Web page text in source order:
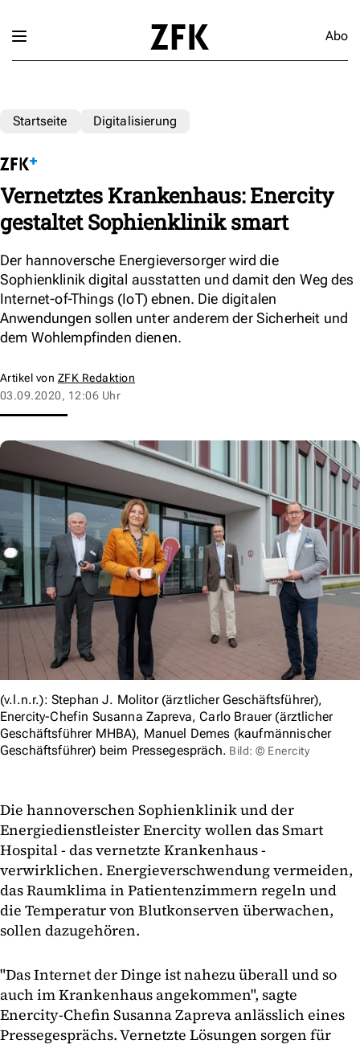
Abo
Startseite Digitalisierung
Vernetztes Krankenhaus: Enercity
gestaltet Sophienklinik smart
Der hannoversche Energieversorger wird die
Sophienklinik digital ausstatten und damit den Weg des
Internet-of-Things (IoT) ebnen. Die digitalen
Anwendungen sollen unter anderem der Sicherheit und
dem Wohlempfinden dienen.
Artikel von ZFK Redaktion
03.09.2020, 12:06 Uhr
(v.l.n.r.): Stephan J. Molitor (ärztlicher Geschäftsführer),
Enercity-Chefin Susanna Zapreva, Carlo Brauer (ärztlicher
Geschäftsführer MHBA), Manuel Demes (kaufmännischer
Geschäftsführer) beim Pressegespräch. Bild: © Enercity
Die hannoverschen Sophienklinik und der
Energiedienstleister Enercity wollen das Smart
Hospital - das vernetzte Krankenhaus -
verwirklichen. Energieverschwendung vermeiden,
das Raumklima in Patientenzimmern regeln und
die Temperatur von Blutkonserven überwachen,
sollen dazugehören.
"Das Internet der Dinge ist nahezu überall und so
auch im Krankenhaus angekommen", sagte
Enercity-Chefin Susanna Zapreva anlässlich eines
Pressegesprächs. Vernetzte Lösungen sorgen für